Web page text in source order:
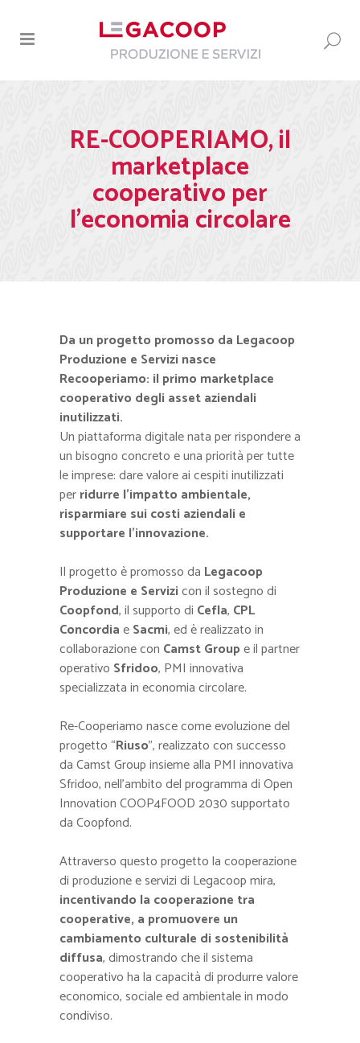
RE-COOPERIAMO, il
marketplace
cooperativo per
l’economia circolare
Da un progetto promosso da Legacoop
Produzione e Servizi nasce
Recooperiamo: il primo marketplace
cooperativo degli asset aziendali
inutilizzati.
Un piattaforma digitale nata per rispondere a
un bisogno concreto e una priorità per tutte
le imprese: dare valore ai cespiti inutilizzati
perridurre l’impatto ambientale,
risparmiare sui costi aziendali e
supportare l’innovazione.
Il progetto è promosso da Legacoop
Produzione e Servizicon il sostegno di
Coopfond, il supporto di Cefla, CPL
ConcordiaeSacmi, ed è realizzato in
collaborazione con Camst Groupe il partner
operativo Sfridoo, PMI innovativa
specializzata in economia circolare.
Re-Cooperiamo nasce come evoluzione del
progetto “Riuso”, realizzato con successo
da Camst Group insieme alla PMI innovativa
Sfridoo, nell’ambito del programma di Open
Innovation COOP4FOOD 2030 supportato
da Coopfond.
Attraverso questo progetto la cooperazione
di produzione e servizi di Legacoop mira,
incentivando la cooperazione tra
cooperative, a promuovere un
cambiamento culturale di sostenibilità
diffusa, dimostrando che il sistema
cooperativo ha la capacità di produrre valore
economico, sociale ed ambientale in modo
condiviso.